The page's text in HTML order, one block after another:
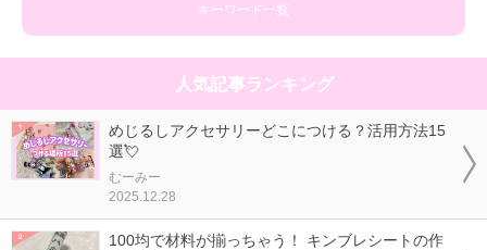
キーワード一覧
人気記事ランキング
めじるしアクセサリーどこにつける？活用方法15
選💘
むーみー
2025.12.28
100均で材料が揃っちゃう！ キンブレシートの作